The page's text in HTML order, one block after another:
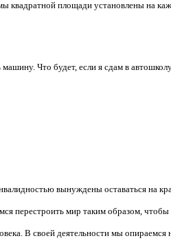
площади установлены на
Что будет, если я сдам в
вынуждены оставаться на
перестроить мир таким образом,
В своей деятельности мы